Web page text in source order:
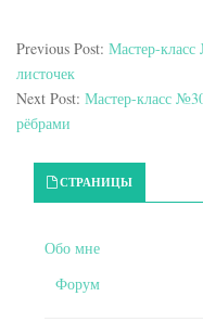
Previous Post: Мастер-
листочек
Next Post: Мастер-класс
рёбрами
Primary Sidebar
СТРАНИЦЫ
Обо мне
Форум